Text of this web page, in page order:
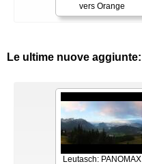
vers Orange
Le ultime nuove aggiunte:
Leutasch: PANOMAX